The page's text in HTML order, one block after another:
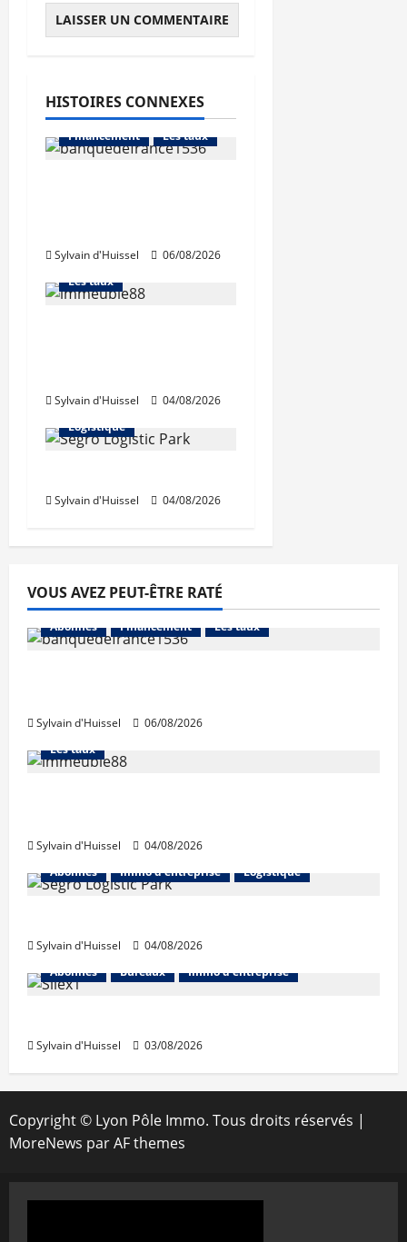
HISTOIRES CONNEXES
Abonnés
Financement
Les taux
Sylvain d'Huissel 06/08/2026
L'avis des courtiers
Les taux
Sylvain d'Huissel 04/08/2026
Immo d'entreprise
Logistique
Sylvain d'Huissel 04/08/2026
VOUS AVEZ PEUT-ÊTRE RATÉ
Abonnés Financement Les taux
Sylvain d'Huissel 06/08/2026
Abonnés Financement
Les taux
Sylvain d'Huissel
04/08/2026
Abonnés
Immo d'entreprise Logistique
Sylvain d'Huissel
04/08/2026
Abonnés
Bureaux Immo d'entreprise
Sylvain d'Huissel 03/08/2026
Copyright © Lyon Pôle Immo. Tous droits réservés |
MoreNews par AF themes